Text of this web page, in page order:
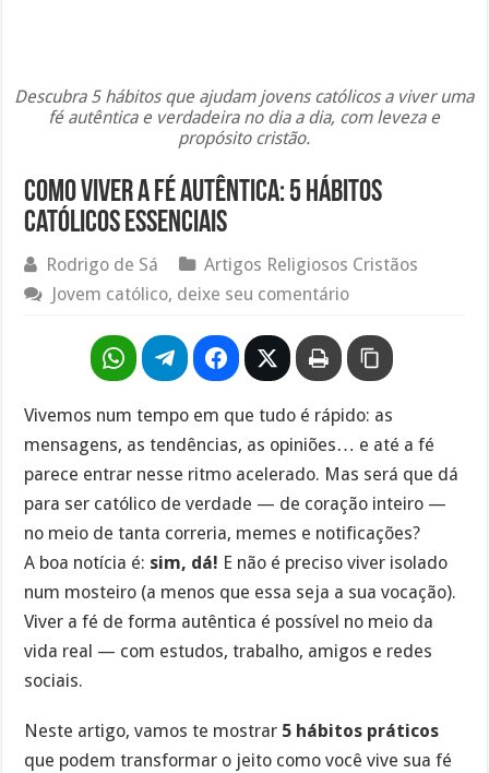
Descubra 5 hábitos que ajudam jovens católicos a viver uma
fé autêntica e verdadeira no dia a dia, com leveza e
propósito cristão.
Como viver a fé autêntica: 5 hábitos
católicos essenciais
Rodrigo de Sá
Artigos Religiosos Cristãos
Jovem católico, deixe seu comentário
Vivemos num tempo em que tudo é rápido: as
mensagens, as tendências, as opiniões… e até a fé
parece entrar nesse ritmo acelerado. Mas será que dá
para ser católico de verdade — de coração inteiro —
no meio de tanta correria, memes e notificações?
A boa notícia é: sim, dá! E não é preciso viver isolado
num mosteiro (a menos que essa seja a sua vocação).
Viver a fé de forma autêntica é possível no meio da
vida real — com estudos, trabalho, amigos e redes
sociais.
Neste artigo, vamos te mostrar 5 hábitos práticos
que podem transformar o jeito como você vive sua fé